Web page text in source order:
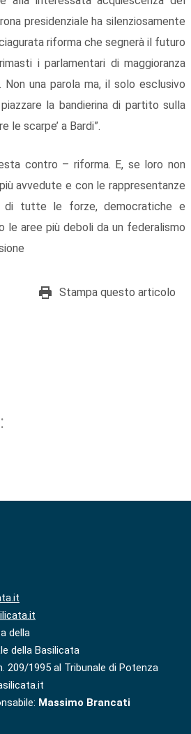
presidenziale ha silenziosamente
riforma che segnerà il futuro
i parlamentari di maggioranza
una parola ma, il solo esclusivo
la bandierina di partito sulla
le scarpe’ a Bardi”.
contro – riforma. E, se loro non
avvedute e con le rappresentanze
di tutte le forze, democratiche e
le aree più deboli da un federalismo
Stampa questo articolo
della
della Basilicata
209/1995 al Tribunale di Potenza
Massimo Brancati